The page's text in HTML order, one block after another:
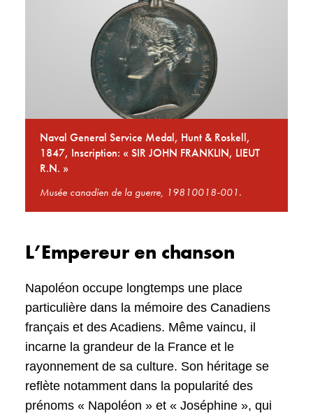
Naval General Service Medal, Hunt & Roskell,
1847, Inscription: « SIR JOHN FRANKLIN, LIEUT
R.N. »
Musée canadien de la guerre, 19810018-001.
L’Empereur en chanson
Napoléon occupe longtemps une place
particulière dans la mémoire des Canadiens
français et des Acadiens. Même vaincu, il
incarne la grandeur de la France et le
rayonnement de sa culture. Son héritage se
reflète notamment dans la popularité des
prénoms « Napoléon » et « Joséphine », qui